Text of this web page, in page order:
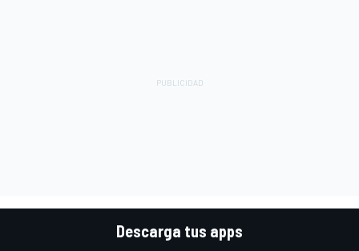
Descarga tus apps